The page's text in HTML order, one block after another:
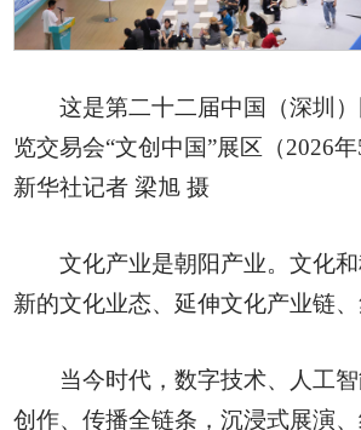
这是第二十二届中国（深圳
览交易会“文创中国”展区（2026年
新华社记者 梁旭 摄
文化产业是朝阳产业。文化
新的文化业态、延伸文化产业链、
当今时代，数字技术、人工
创作、传播全链条，沉浸式展演